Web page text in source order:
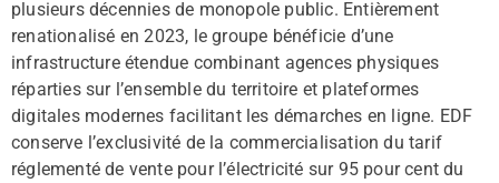
plusieurs décennies de monopole public. Entièrement
renationalisé en 2023, le groupe bénéficie d’une
infrastructure étendue combinant agences physiques
réparties sur l’ensemble du territoire et plateformes
digitales modernes facilitant les démarches en ligne. EDF
conserve l’exclusivité de la commercialisation du tarif
réglementé de vente pour l’électricité sur 95 pour cent du